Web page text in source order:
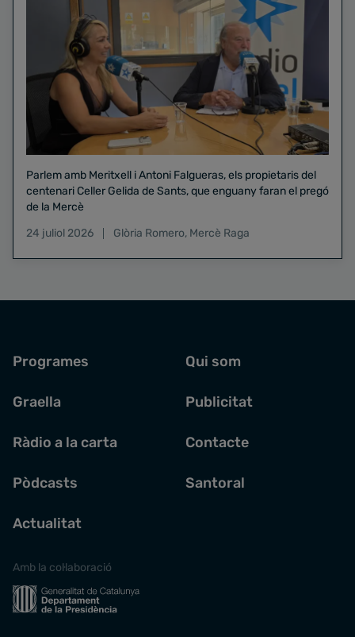
Parlem amb Meritxell i Antoni Falgueras, els propietaris del
centenari Celler Gelida de Sants, que enguany faran el pregó
de la Mercè
24 juliol 2026
Glòria Romero, Mercè Raga
Programes
Graella
Ràdio a la carta
Pòdcasts
Actualitat
Qui som
Publicitat
Contacte
Santoral
Amb la col·laboració